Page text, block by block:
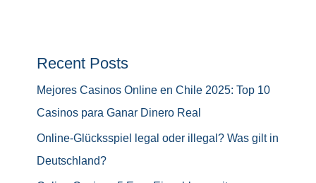
Recent Posts
Mejores Casinos Online en Chile 2025: Top 10
Casinos para Ganar Dinero Real
Online-Glücksspiel legal oder illegal? Was gilt in
Deutschland?